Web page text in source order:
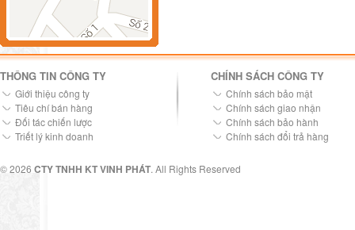
THÔNG TIN CÔNG TY
Giới thiệu công ty
Tiêu chí bán hàng
Đối tác chiến lược
Triết lý kinh doanh
CHÍNH SÁCH CÔNG TY
Chính sách bảo mật
Chính sách giao nhận
Chính sách bảo hành
Chính sách đổi trả hàng
© 2026 CTY TNHH KT VINH PHÁT. All Rights Reserved